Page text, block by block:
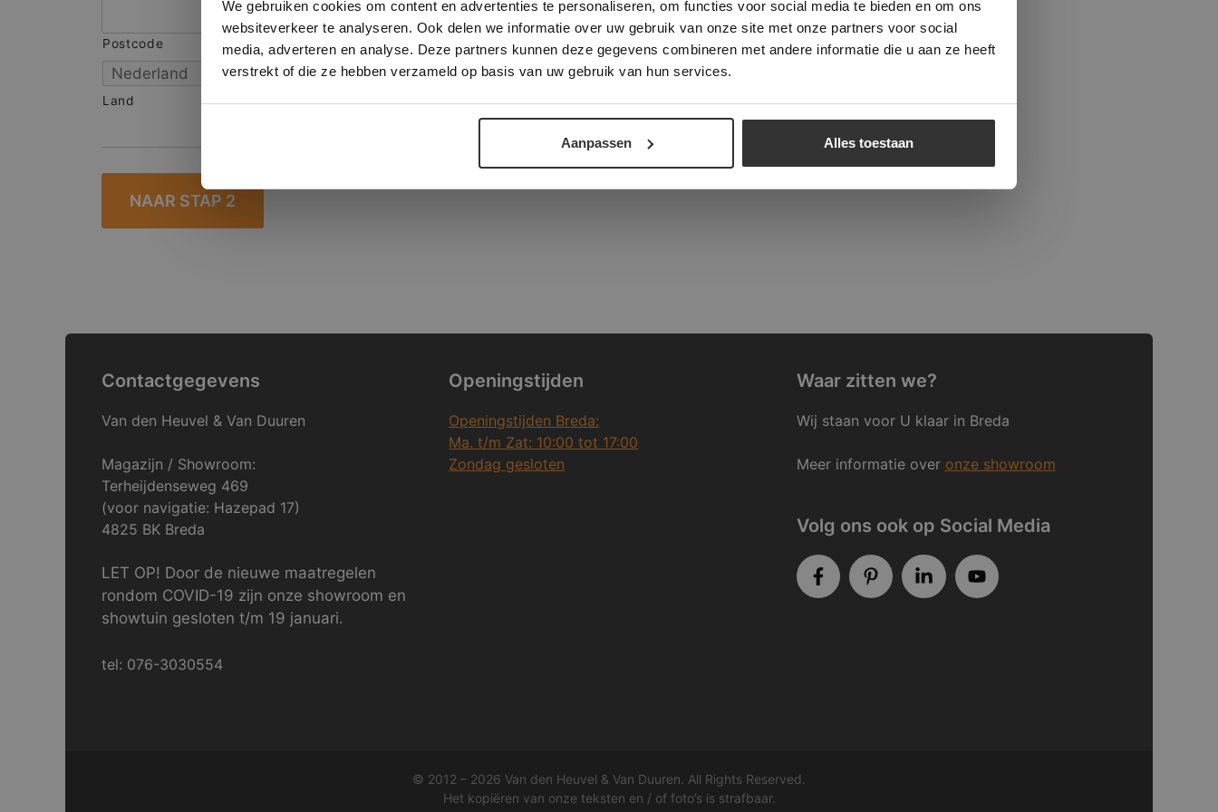
We gebruiken cookies om content en advertenties te personaliseren, om functies voor social media te bieden en om ons
websiteverkeer te analyseren. Ook delen we informatie over uw gebruik van onze site met onze partners voor social
media, adverteren en analyse. Deze partners kunnen deze gegevens combineren met andere informatie die u aan ze heeft
verstrekt of die ze hebben verzameld op basis van uw gebruik van hun services.
Aanpassen Alles toestaan
Postcode Stad
Land
Contactgegevens
Van den Heuvel & Van Duuren
Magazijn / Showroom:
Terheijdenseweg 469
(voor navigatie: Hazepad 17)
4825 BK Breda
LET OP! Door de nieuwe maatregelen
rondom COVID-19 zijn onze showroom en
showtuin gesloten t/m 19 januari.
tel: 076-3030554
Openingstijden
Openingstijden Breda:
Ma. t/m Zat: 10:00 tot 17:00
Zondag gesloten
Waar zitten we?
Wij staan voor U klaar in Breda
Meer informatie over onze showroom
Volg ons ook op Social Media
© 2012 – 2026 Van den Heuvel & Van Duuren. All Rights Reserved.
Het kopiëren van onze teksten en / of foto’s is strafbaar.
verder
ALLES ACCEPTEREN ALLES AFWIJZEN